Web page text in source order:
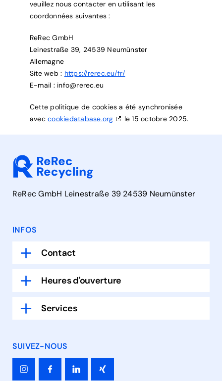
veuillez nous contacter en utilisant les
coordonnées suivantes :
ReRec GmbH
Leinestraße 39, 24539 Neumünster
Allemagne
Site web : https://rerec.eu/fr/
E-mail : info@rerec.eu
Cette politique de cookies a été synchronisée
aveccookiedatabase.org le 15 octobre 2025.
ReRec GmbH Leinestraße 39 24539 Neumünster
INFOS
Contact
Heures d'ouverture
Services
SUIVEZ-NOUS